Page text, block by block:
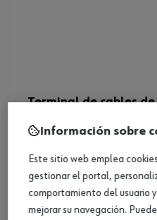
Terminal de cables
Información sobre
Este sitio web emplea
gestionar el portal,
comportamiento del usuario
mejorar su navegación.